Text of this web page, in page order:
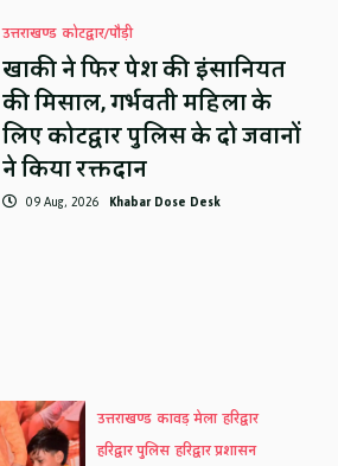
उत्तराखण्ड कोटद्वार/पौड़ी
खाकी ने फिर पेश की इंसानियत
की मिसाल, गर्भवती महिला के
लिए कोटद्वार पुलिस के दो जवानों
ने किया रक्तदान
09 Aug, 2026 Khabar Dose Desk
उत्तराखण्ड कावड़ मेला हरिद्वार
हरिद्वार पुलिस हरिद्वार प्रशासन